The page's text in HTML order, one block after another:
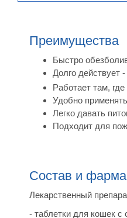
Преимущества
Быстро
Долго действует
Работает там,
Удобно
Легко давать
Подходит для
Состав и
Лекарственный
- таблетки для кошек с